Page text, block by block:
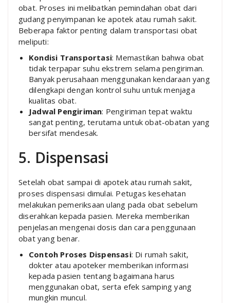
obat. Proses ini melibatkan pemindahan obat dari
gudang penyimpanan ke apotek atau rumah sakit.
Beberapa faktor penting dalam transportasi obat
meliputi:
Kondisi Transportasi: Memastikan bahwa obat
tidak terpapar suhu ekstrem selama pengiriman.
Banyak perusahaan menggunakan kendaraan yang
dilengkapi dengan kontrol suhu untuk menjaga
kualitas obat.
Jadwal Pengiriman: Pengiriman tepat waktu
sangat penting, terutama untuk obat-obatan yang
bersifat mendesak.
5. Dispensasi
Setelah obat sampai di apotek atau rumah sakit,
proses dispensasi dimulai. Petugas kesehatan
melakukan pemeriksaan ulang pada obat sebelum
diserahkan kepada pasien. Mereka memberikan
penjelasan mengenai dosis dan cara penggunaan
obat yang benar.
Contoh Proses Dispensasi: Di rumah sakit,
dokter atau apoteker memberikan informasi
kepada pasien tentang bagaimana harus
menggunakan obat, serta efek samping yang
mungkin muncul.